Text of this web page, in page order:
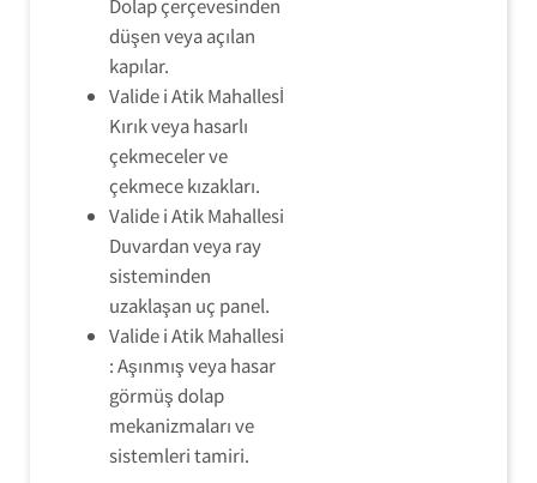
Dolap çerçevesinden
düşen veya açılan
kapılar.
Valide i Atik Mahallesİ
Kırık veya hasarlı
çekmeceler ve
çekmece kızakları.
Valide i Atik Mahallesi
Duvardan veya ray
sisteminden
uzaklaşan uç panel.
Valide i Atik Mahallesi
: Aşınmış veya hasar
görmüş dolap
mekanizmaları ve
sistemleri tamiri.